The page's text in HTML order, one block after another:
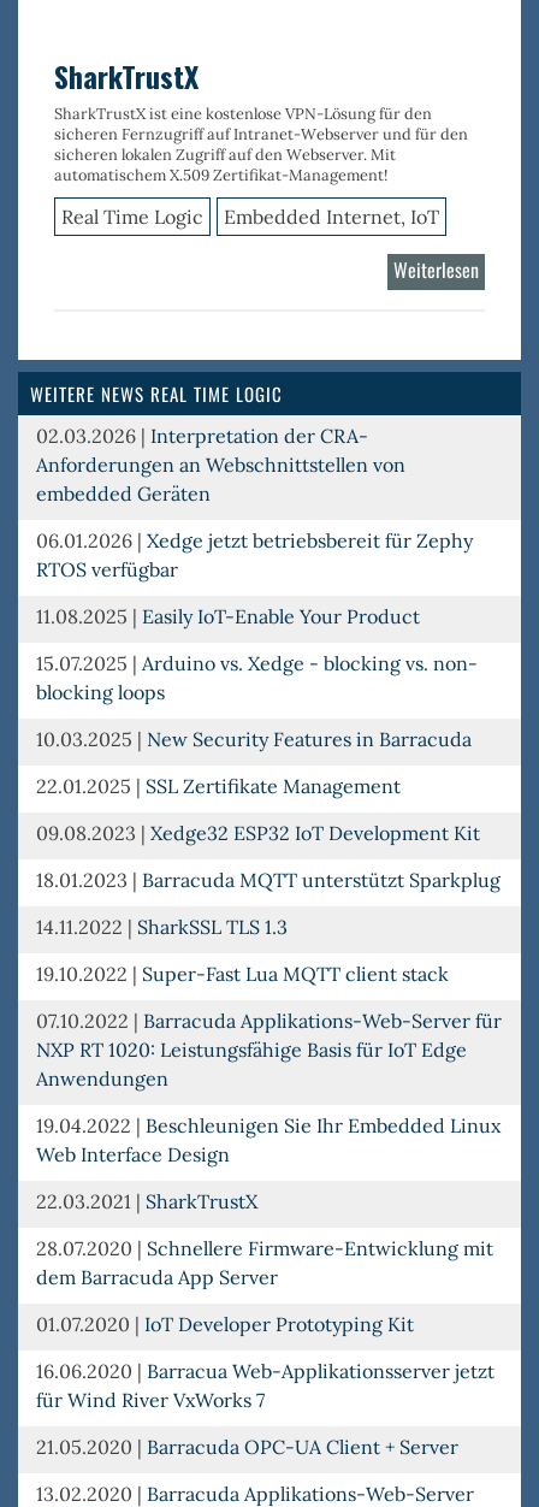
SharkTrustX
SharkTrustX ist eine kostenlose VPN-Lösung für den
sicheren Fernzugriff auf Intranet-Webserver und für den
sicheren lokalen Zugriff auf den Webserver. Mit
automatischem X.509 Zertifikat-Management!
Real Time Logic Embedded Internet, IoT
Weiterlesen
WEITERE NEWS REAL TIME LOGIC
02.03.2026 | Interpretation der CRA-
Anforderungen an Webschnittstellen von
embedded Geräten
06.01.2026 | Xedge jetzt betriebsbereit für Zephy
RTOS verfügbar
11.08.2025 | Easily IoT-Enable Your Product
15.07.2025 | Arduino vs. Xedge - blocking vs. non-
blocking loops
10.03.2025 | New Security Features in Barracuda
22.01.2025 | SSL Zertifikate Management
09.08.2023 | Xedge32 ESP32 IoT Development Kit
18.01.2023 | Barracuda MQTT unterstützt Sparkplug
14.11.2022 | SharkSSL TLS 1.3
19.10.2022 | Super-Fast Lua MQTT client stack
07.10.2022 | Barracuda Applikations-Web-Server für
NXP RT 1020: Leistungsfähige Basis für IoT Edge
Anwendungen
19.04.2022 | Beschleunigen Sie Ihr Embedded Linux
Web Interface Design
22.03.2021 | SharkTrustX
28.07.2020 | Schnellere Firmware-Entwicklung mit
dem Barracuda App Server
01.07.2020 | IoT Developer Prototyping Kit
16.06.2020 | Barracua Web-Applikationsserver jetzt
für Wind River VxWorks 7
21.05.2020 | Barracuda OPC-UA Client + Server
13.02.2020 | Barracuda Applikations-Web-Server